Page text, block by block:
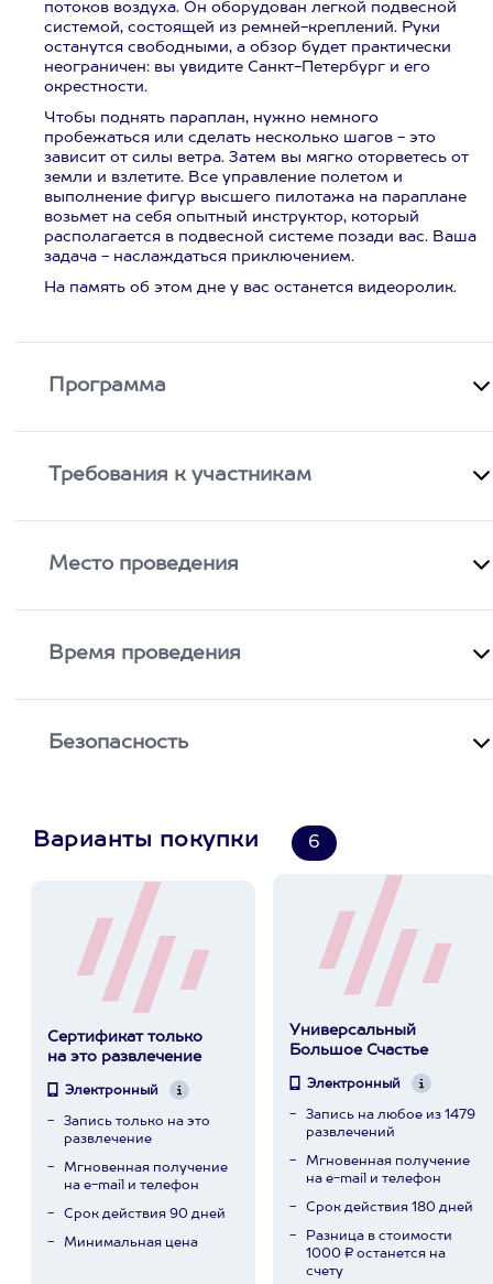
потоков воздуха. Он оборудован легкой подвесной
системой, состоящей из ремней-креплений. Руки
останутся свободными, а обзор будет практически
неограничен: вы увидите Санкт-Петербург и его
окрестности.
Чтобы поднять параплан, нужно немного
пробежаться или сделать несколько шагов - это
зависит от силы ветра. Затем вы мягко оторветесь от
земли и взлетите. Все управление полетом и
выполнение фигур высшего пилотажа на параплане
возьмет на себя опытный инструктор, который
располагается в подвесной системе позади вас. Ваша
задача - наслаждаться приключением.
На память об этом дне у вас останется видеоролик.
Программа
Требования к участникам
Место проведения
Время проведения
Безопасность
Варианты покупки 6
Сертификат только
на это развлечение
Электронный
Запись только на это
развлечение
Мгновенная получение
на e-mail и телефон
Срок действия 90 дней
Минимальная цена
Универсальный
Большое Счастье
Электронный
Запись на любое из 1479
развлечений
Мгновенная получение
на e-mail и телефон
Срок действия 180 дней
Разница в стоимости
1000 ₽ останется на
счету